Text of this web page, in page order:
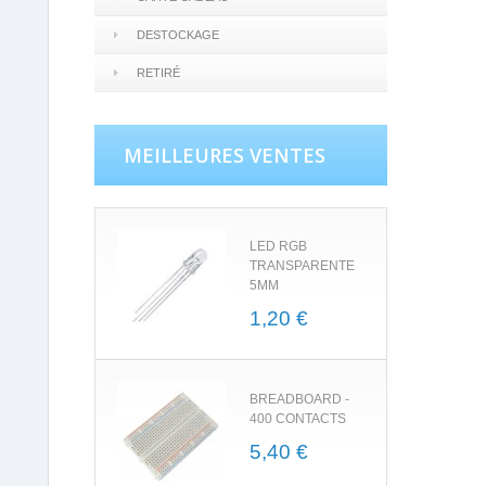
DESTOCKAGE
RETIRÉ
MEILLEURES VENTES
LED RGB
TRANSPARENTE
5MM
1,20 €
BREADBOARD -
400 CONTACTS
5,40 €